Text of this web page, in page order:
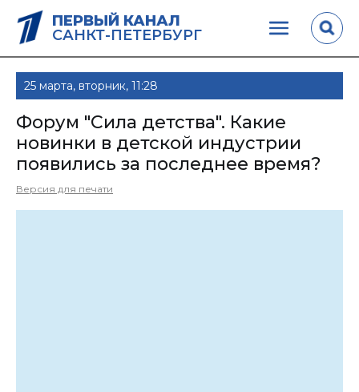
ПЕРВЫЙ КАНАЛ
САНКТ-ПЕТЕРБУРГ
25 марта, вторник, 11:28
Форум "Сила детства". Какие
новинки в детской индустрии
появились за последнее время?
Версия для печати